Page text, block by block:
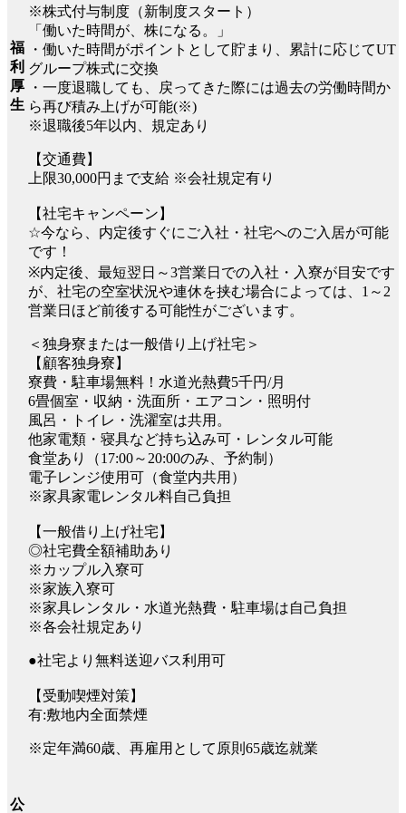
福
利
厚
生
※株式付与制度（新制度スタート）
「働いた時間が、株になる。」
・働いた時間がポイントとして貯まり、累計に応じてUT
グループ株式に交換
・一度退職しても、戻ってきた際には過去の労働時間か
ら再び積み上げが可能(※)
※退職後5年以内、規定あり
【交通費】
上限30,000円まで支給 ※会社規定有り
【社宅キャンペーン】
☆今なら、内定後すぐにご入社・社宅へのご入居が可能
です！
※内定後、最短翌日～3営業日での入社・入寮が目安です
が、社宅の空室状況や連休を挟む場合によっては、1～2
営業日ほど前後する可能性がございます。
＜独身寮または一般借り上げ社宅＞
【顧客独身寮】
寮費・駐車場無料！水道光熱費5千円/月
6畳個室・収納・洗面所・エアコン・照明付
風呂・トイレ・洗濯室は共用。
他家電類・寝具など持ち込み可・レンタル可能
食堂あり（17:00～20:00のみ、予約制）
電子レンジ使用可（食堂内共用）
※家具家電レンタル料自己負担
【一般借り上げ社宅】
◎社宅費全額補助あり
※カップル入寮可
※家族入寮可
※家具レンタル・水道光熱費・駐車場は自己負担
※各会社規定あり
●社宅より無料送迎バス利用可
【受動喫煙対策】
有:敷地内全面禁煙
※定年満60歳、再雇用として原則65歳迄就業
公